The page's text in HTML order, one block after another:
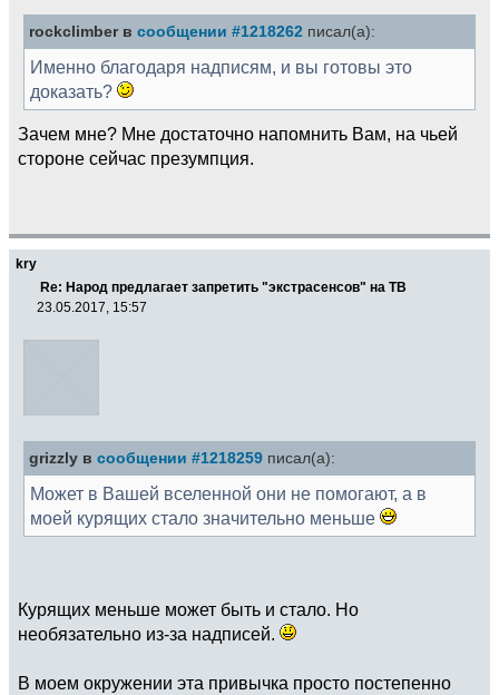
rockclimber в сообщении #1218262 писал(а):
Именно благодаря надписям, и вы готовы это
доказать?
Зачем мне? Мне достаточно напомнить Вам, на чьей
стороне сейчас презумпция.
kry
Re: Народ предлагает запретить "экстрасенсов" на ТВ
23.05.2017, 15:57
grizzly в сообщении #1218259 писал(а):
Может в Вашей вселенной они не помогают, а в
моей курящих стало значительно меньше
Курящих меньше может быть и стало. Но
необязательно из-за надписей.
В моем окружении эта привычка просто постепенно